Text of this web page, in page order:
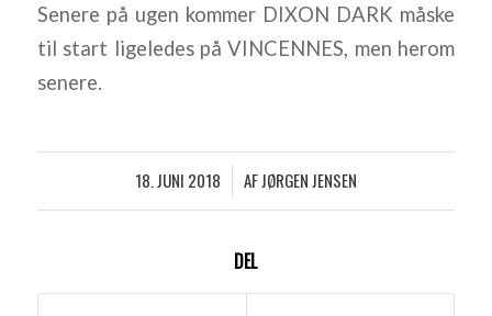
Senere på ugen kommer DIXON DARK måske
til start ligeledes på VINCENNES, men herom
senere.
18. JUNI 2018
/ AFJØRGEN JENSEN
DEL